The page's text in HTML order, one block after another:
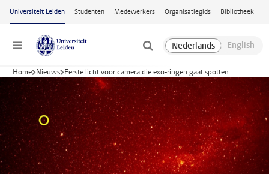
Ga naar hoofdinhoud
Universiteit Leiden Studenten Medewerkers Organisatiegids Bibliotheek
Menu
Home Nieuws Eerste licht voor camera die exo-ringen gaat spotten